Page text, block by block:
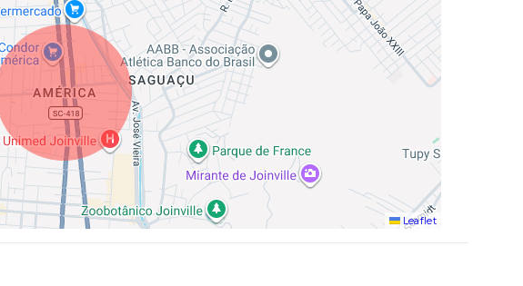
Leaflet